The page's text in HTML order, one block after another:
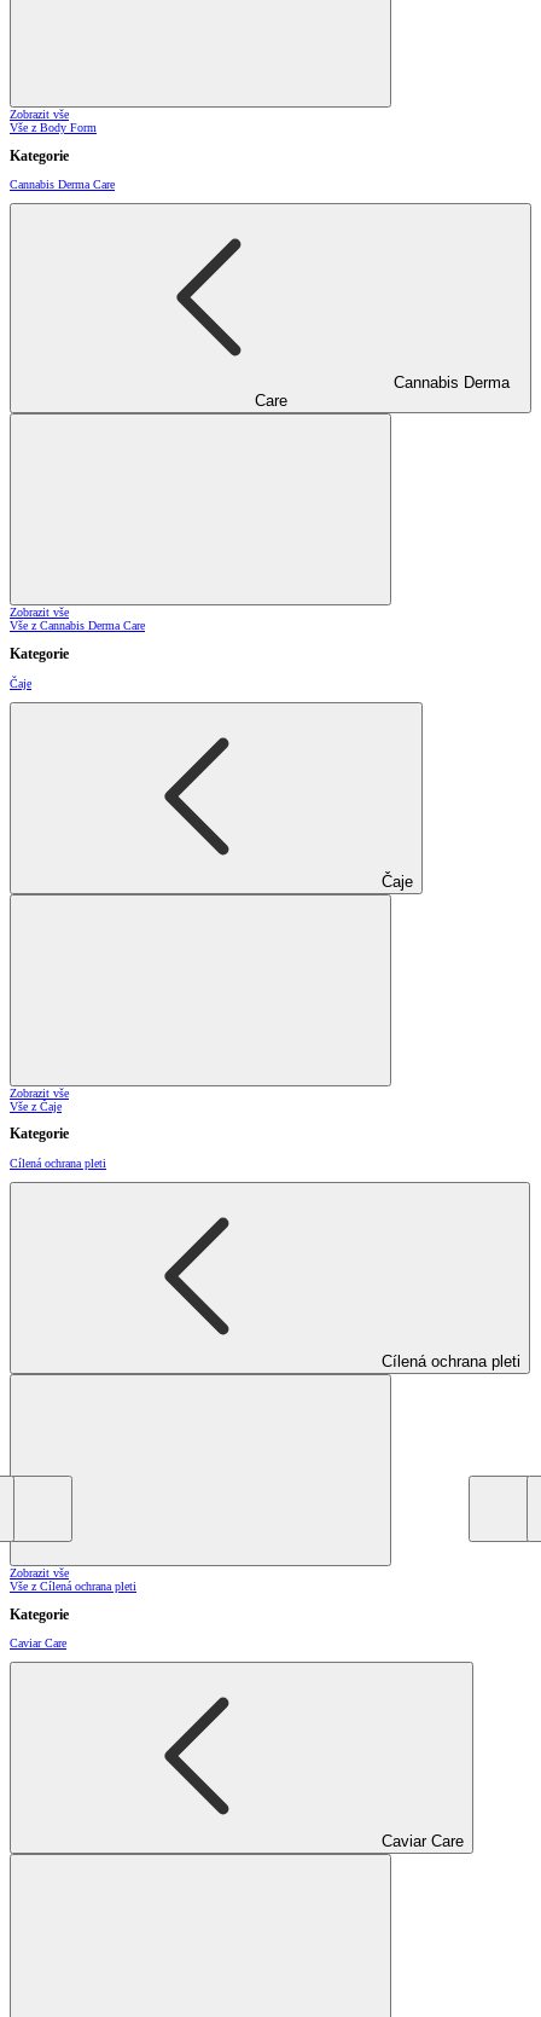
Zobrazit vše
Vše z Body Form
Kategorie
Cannabis Derma Care
Cannabis Derma
Care
Zobrazit vše
Vše z Cannabis Derma Care
Kategorie
Čaje
Čaje
Zobrazit vše
Vše z Čaje
Kategorie
Cílená ochrana pleti
Cílená ochrana pleti
Zobrazit vše
Vše z Cílená ochrana pleti
Kategorie
Caviar Care
Caviar Care